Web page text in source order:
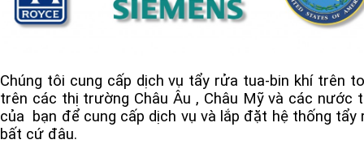
Chúng tôi cung cấp dịch vụ tẩy rửa tua-bin khí trên
trên các thị trường Châu Âu , Châu Mỹ và các nước
của bạn để cung cấp dịch vụ và lắp đặt hệ thống
bất cứ đâu.